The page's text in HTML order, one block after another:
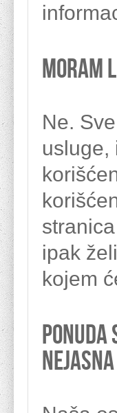
Moram
Ne.
usluge,
ipak
kojem